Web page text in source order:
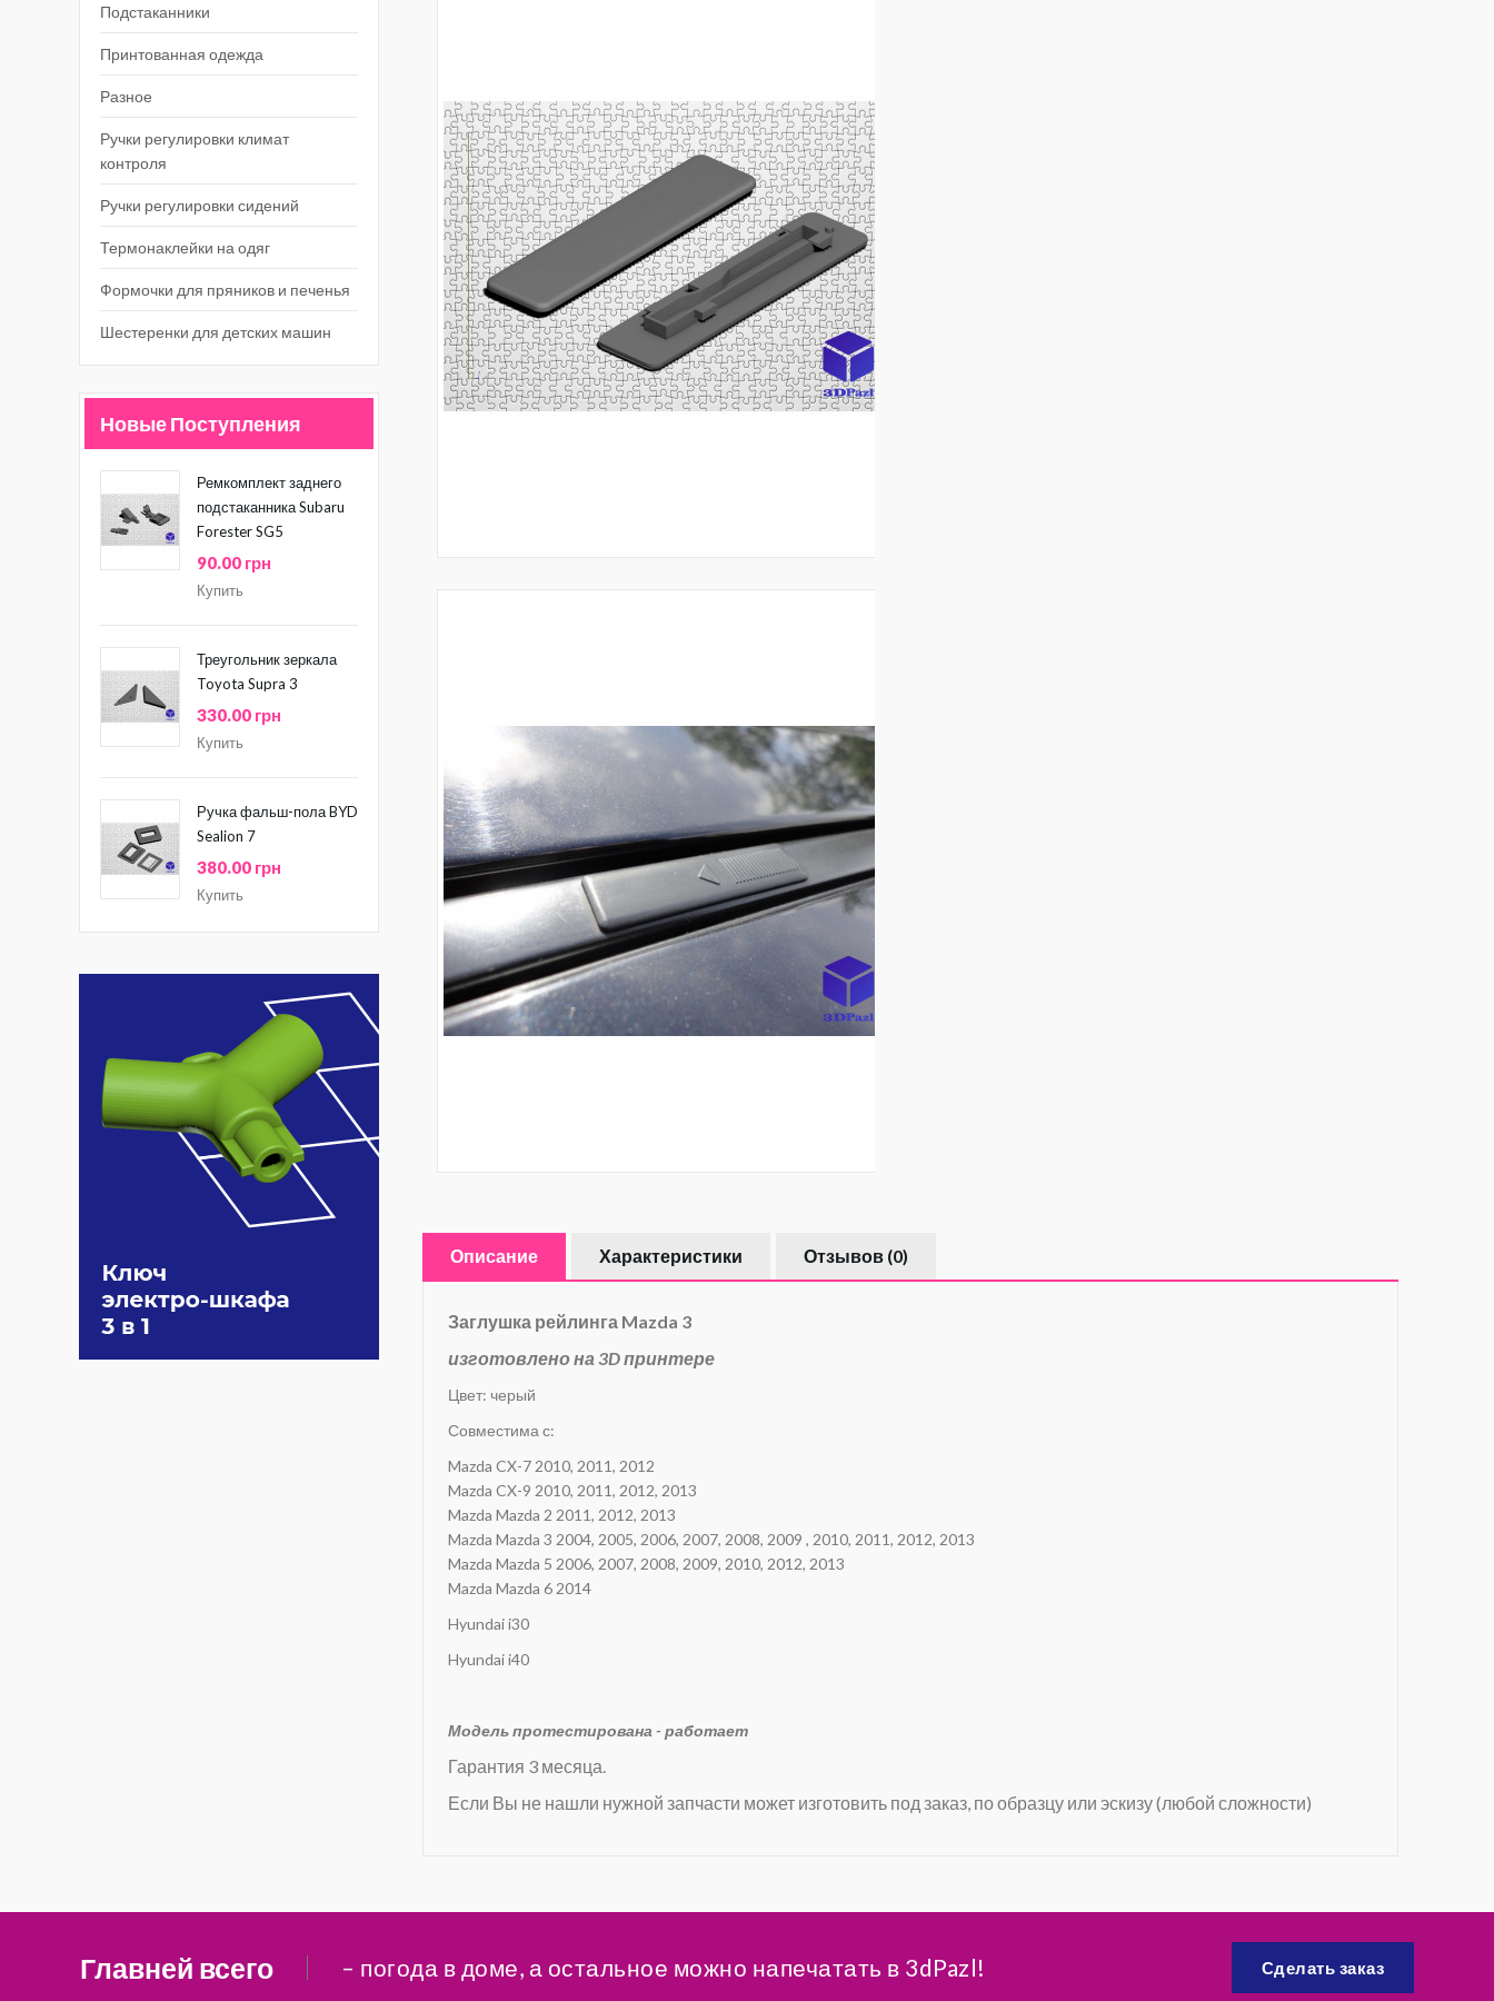
Подстаканники
Принтованная одежда
Разное
Ручки регулировки климат
контроля
Ручки регулировки сидений
Термонаклейки на одяг
Формочки для пряников и печенья
Шестеренки для детских машин
Новые Поступления
Ремкомплект заднего
подстаканника Subaru
Forester SG5
90.00 грн
Купить
Треугольник зеркала
Toyota Supra 3
330.00 грн
Купить
Ручка фальш-пола BYD
Sealion 7
380.00 грн
Купить
Описание Характеристики Отзывов (0)
Заглушка рейлинга Mazda 3
изготовлено на 3D принтере
Цвет: черый
Совместима с:
Mazda CX-7 2010, 2011, 2012
Mazda CX-9 2010, 2011, 2012, 2013
Mazda Mazda 2 2011, 2012, 2013
Mazda Mazda 3 2004, 2005, 2006, 2007, 2008, 2009 , 2010, 2011, 2012, 2013
Mazda Mazda 5 2006, 2007, 2008, 2009, 2010, 2012, 2013
Mazda Mazda 6 2014
Hyundai i30
Hyundai i40
Модель протестирована - работает
Гарантия 3 месяца.
Если Вы не нашли нужной запчасти может изготовить под заказ, по образцу или эскизу (любой сложности)
Главней всего – погода в доме, а остальное можно напечатать в 3dPazl! Сделать заказ